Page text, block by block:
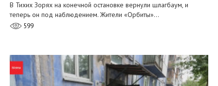
В Тихих Зорях на конечной остановке вернули шлагбаум, и
теперь он под наблюдением. Жители «Орбиты»…
599